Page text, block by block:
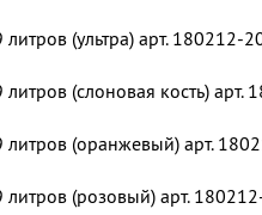
(ультра) арт. 180212-
(слоновая кость) арт.
(оранжевый) арт.
(розовый) арт.